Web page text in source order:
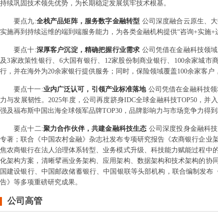
持续巩固技术领先优势，为长期稳定发展筑牢技术根基。
要点九:全栈产品矩阵，服务数字金融转型 公司深度融合云原生、
实施再到持续运维的端到端服务能力，为各类金融机构提供“咨询+实施
要点十:深厚客户沉淀，精确把握行业需求 公司凭借在金融科技领
及3家政策性银行、6大国有银行、12家股份制商业银行、100余家城
行，并在海外为20余家银行提供服务；同时，保险领域覆盖100余家客
要点十一:业内广泛认可，引领产业标准落地 公司凭借在金融科技
力与发展韧性。2025年度，公司再度跻身IDC全球金融科技TOP50，
强及福布斯中国出海全球领军品牌TOP30，品牌影响力与市场竞争力得
要点十二:聚力合作伙伴，共建金融科技生态 公司深度投身金融科
专著；联合《中国农村金融》杂志社发布专项研究报告《农商银行企
焦农商银行在法人治理体系转型、业务模式升级、科技能力赋能过程
化架构方案，清晰擘画业务架构、应用架构、数据架构和技术架构的
国建设银行、中国邮政储蓄银行、中国银联等头部机构，联合编制发
告》等多项重磅研究成果。
公司高管